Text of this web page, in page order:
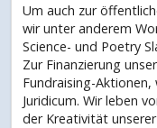
Um auch zur
wir unter anderem
Science- und Poetry
Zur Finanzierung
Fundraising-Aktionen,
Juridicum. Wir leben
der Kreativität